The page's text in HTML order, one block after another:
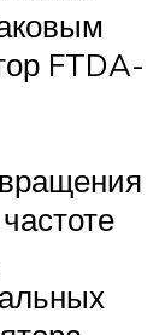
FTDA-